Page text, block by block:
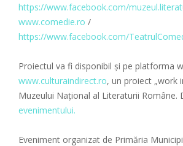
https://www.facebook.com/
www.comedie.ro /
https://www.facebook.com/
Proiectul va fi disponibil și pe platforma
www.culturaindirect.ro, un proiect „work
Muzeului Național al Literaturii Române.
evenimentului.
Eveniment organizat de Primăria